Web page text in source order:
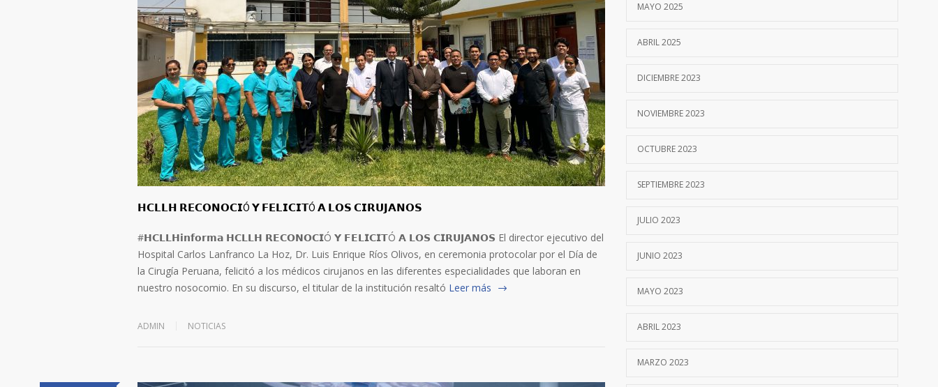
𝗛𝗖𝗟𝗟𝗛 𝗥𝗘𝗖𝗢𝗡𝗢𝗖𝗜Ó 𝗬 𝗙𝗘𝗟𝗜𝗖𝗜𝗧Ó 𝗔 𝗟𝗢𝗦 𝗖𝗜𝗥𝗨𝗝𝗔𝗡𝗢𝗦
#𝗛𝗖𝗟𝗟𝗛𝗶𝗻𝗳𝗼𝗿𝗺𝗮 𝗛𝗖𝗟𝗟𝗛 𝗥𝗘𝗖𝗢𝗡𝗢𝗖𝗜Ó 𝗬 𝗙𝗘𝗟𝗜𝗖𝗜𝗧Ó 𝗔 𝗟𝗢𝗦 𝗖𝗜𝗥𝗨𝗝𝗔𝗡𝗢𝗦 El director ejecutivo del
Hospital Carlos Lanfranco La Hoz, Dr. Luis Enrique Ríos Olivos, en ceremonia protocolar por el Día de
la Cirugía Peruana, felicitó a los médicos cirujanos en las diferentes especialidades que laboran en
nuestro nosocomio. En su discurso, el titular de la institución resaltó Leer más
ADMIN NOTICIAS
MAYO 2025
ABRIL 2025
DICIEMBRE 2023
NOVIEMBRE 2023
OCTUBRE 2023
SEPTIEMBRE 2023
JULIO 2023
JUNIO 2023
MAYO 2023
ABRIL 2023
MARZO 2023